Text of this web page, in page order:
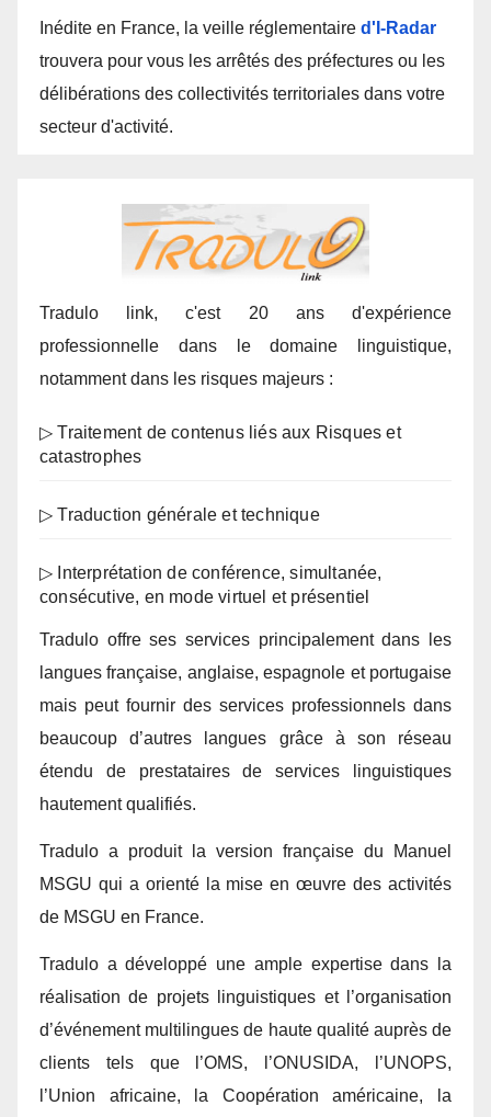
Inédite en France, la veille réglementaire d'I-Radar
trouvera pour vous les arrêtés des préfectures ou les
délibérations des collectivités territoriales dans votre
secteur d'activité.
Tradulo link, c'est 20 ans d'expérience
professionnelle dans le domaine linguistique,
notamment dans les risques majeurs :
▷ Traitement de contenus liés aux Risques et
catastrophes
▷ Traduction générale et technique
▷ Interprétation de conférence, simultanée,
consécutive, en mode virtuel et présentiel
Tradulo offre ses services principalement dans les
langues française, anglaise, espagnole et portugaise
mais peut fournir des services professionnels dans
beaucoup d’autres langues grâce à son réseau
étendu de prestataires de services linguistiques
hautement qualifiés.
Tradulo a produit la version française du Manuel
MSGU qui a orienté la mise en œuvre des activités
de MSGU en France.
Tradulo a développé une ample expertise dans la
réalisation de projets linguistiques et l’organisation
d’événement multilingues de haute qualité auprès de
clients tels que l’OMS, l’ONUSIDA, l’UNOPS,
l’Union africaine, la Coopération américaine, la